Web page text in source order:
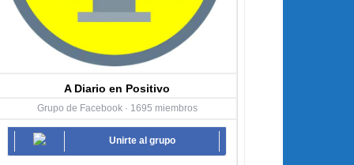
A Diario en Positivo
Grupo de Facebook · 1695 miembros
Unirte al grupo